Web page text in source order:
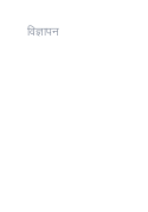
विज्ञापन